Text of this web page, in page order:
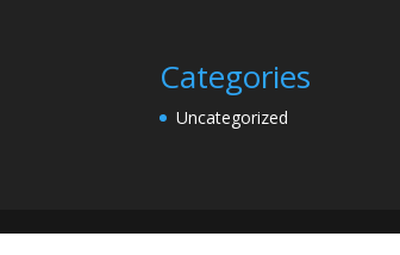
Categories
Uncategorized